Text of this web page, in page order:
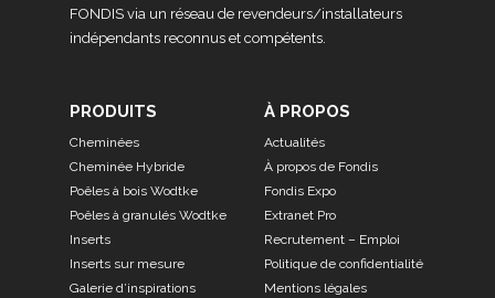
FONDIS via un réseau de revendeurs/installateurs
indépendants reconnus et compétents.
PRODUITS
Cheminées
Cheminée Hybride
Poêles à bois Wodtke
Poêles à granulés Wodtke
Inserts
Inserts sur mesure
Galerie d’inspirations
À PROPOS
Actualités
À propos de Fondis
Fondis Expo
Extranet Pro
Recrutement – Emploi
Politique de confidentialité
Mentions légales